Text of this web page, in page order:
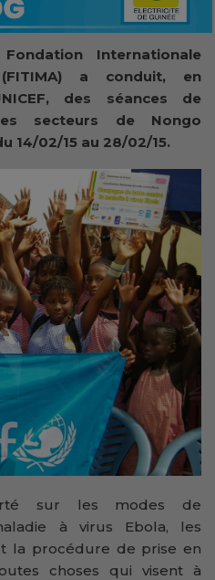
Internationale
a conduit, en
des séances de
secteurs de Nongo
14/02/15 au 28/02/15.
sur les modes de
à virus Ebola, les
la procédure de prise en
choses qui visent à